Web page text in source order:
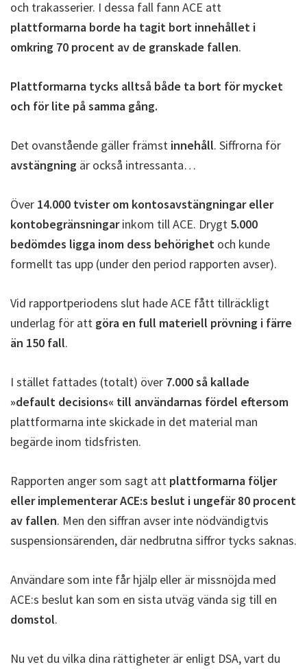
och trakasserier. I dessa fall fann ACE att
plattformarna borde ha tagit bort innehållet i
omkring 70 procent av de granskade fallen.
Plattformarna tycks alltså både ta bort för mycket
och för lite på samma gång.
Det ovanstående gäller främst innehåll. Siffrorna för
avstängning är också intressanta…
Över 14.000 tvister om kontosavstängningar eller
kontobegränsningarinkom till ACE. Drygt 5.000
bedömdes ligga inom dess behörighet och kunde
formellt tas upp (under den period rapporten avser).
Vid rapportperiodens slut hade ACE fått tillräckligt
underlag för att göra en full materiell prövning i färre
än 150 fall.
I stället fattades (totalt) över 7.000 så kallade
»default decisions« till användarnas fördel eftersom
plattformarna inte skickade in det material man
begärde inom tidsfristen.
Rapporten anger som sagt att plattformarna följer
eller implementerar ACE:s beslut i ungefär 80 procent
av fallen. Men den siffran avser inte nödvändigtvis
suspensionsärenden, där nedbrutna siffror tycks saknas.
Användare som inte får hjälp eller är missnöjda med
ACE:s beslut kan som en sista utväg vända sig till en
domstol.
Nu vet du vilka dina rättigheter är enligt DSA, vart du